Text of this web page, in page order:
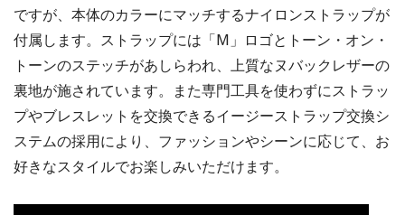
ですが、本体のカラーにマッチするナイロンストラップが
付属します。ストラップには「M」ロゴとトーン・オン・
トーンのステッチがあしらわれ、上質なヌバックレザーの
裏地が施されています。また専門工具を使わずにストラッ
プやブレスレットを交換できるイージーストラップ交換シ
ステムの採用により、ファッションやシーンに応じて、お
好きなスタイルでお楽しみいただけます。